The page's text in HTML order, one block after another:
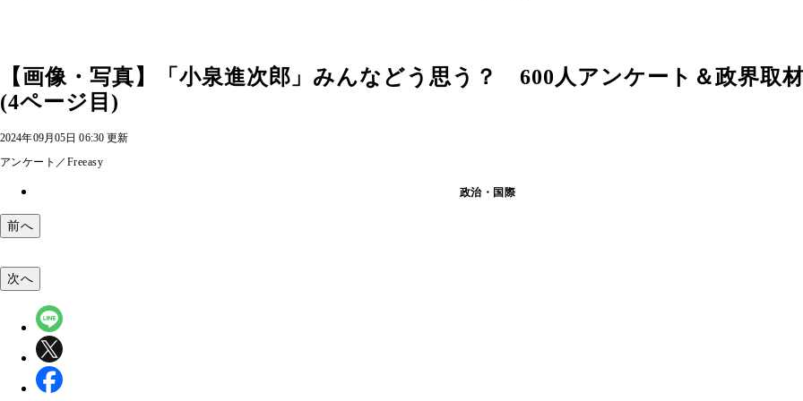
【画像・写真】「小泉進次郎」みんなどう思う？ 600人アンケート＆政界取
(4ページ目)
2024年09月05日 06:30 更新
アンケート／Freeasy
政治・国際
前へ
次へ